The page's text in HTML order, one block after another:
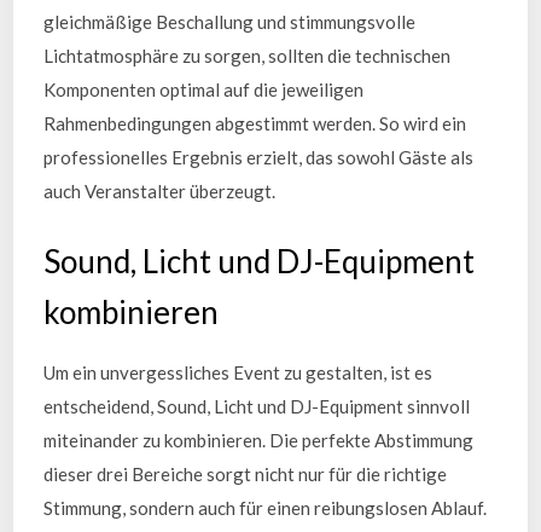
gleichmäßige Beschallung und stimmungsvolle
Lichtatmosphäre zu sorgen, sollten die technischen
Komponenten optimal auf die jeweiligen
Rahmenbedingungen abgestimmt werden. So wird ein
professionelles Ergebnis erzielt, das sowohl Gäste als
auch Veranstalter überzeugt.
Sound, Licht und DJ-Equipment
kombinieren
Um ein unvergessliches Event zu gestalten, ist es
entscheidend, Sound, Licht und DJ-Equipment sinnvoll
miteinander zu kombinieren. Die perfekte Abstimmung
dieser drei Bereiche sorgt nicht nur für die richtige
Stimmung, sondern auch für einen reibungslosen Ablauf.